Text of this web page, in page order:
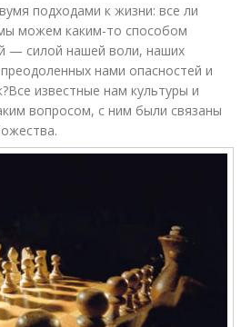
подходами к жизни: все ли
можем каким-то способом
— силой нашей воли, наших
нами опасностей и
известные нам культуры и
вопросом, с ним были связаны